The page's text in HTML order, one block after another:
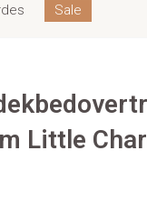
Sale
Little